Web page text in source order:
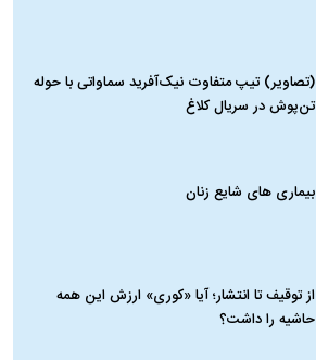
(تصاویر) تیپ متفاوت نیک‌آفرید سماواتی با حوله
تن‌پوش در سریال کلاغ
بیماری‌ های شایع زنان
از توقیف تا انتشار؛ آیا «کوری» ارزش این همه
حاشیه را داشت؟